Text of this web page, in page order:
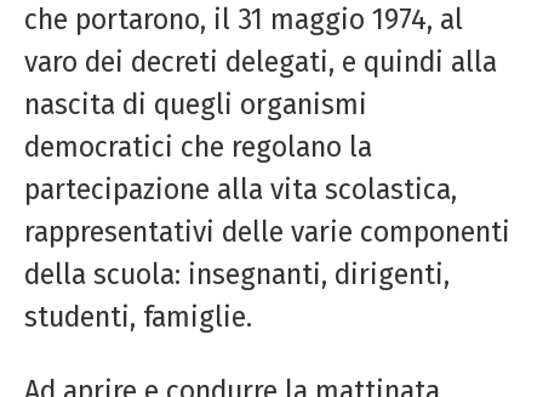
che portarono, il 31 maggio 1974, al
varo dei decreti delegati, e quindi alla
nascita di quegli organismi
democratici che regolano la
partecipazione alla vita scolastica,
rappresentativi delle varie componenti
della scuola: insegnanti, dirigenti,
studenti, famiglie.